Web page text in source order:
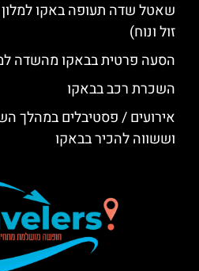
שאטל שדה תעופה באקו למלון
זול ונוח)
הסעה פרטית בבאקו מהשדה
השכרת רכב בבאקו
אירועים / פסטיבלים במהלך
וששווה להכיר בבאקו